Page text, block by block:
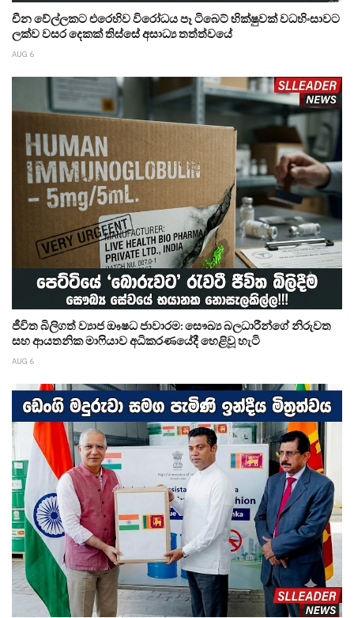
චීන වේල්ලකට එරෙහිව විරෝධය පෑ ටිබෙට් භික්ෂුවක් වධහිංසාවට
ලක්ව වසර දෙකක් තිස්සේ අසාධ්‍ය තත්ත්වයේ
AUG 6
ජීවිත බිලිගත් ව්‍යාජ ඖෂධ ජාවාරම: සෞඛ්‍ය බලධාරීන්ගේ නිරුවත
සහ ආයතනික මාෆියාව අධිකරණයේදී හෙළිවූ හැටි
AUG 6